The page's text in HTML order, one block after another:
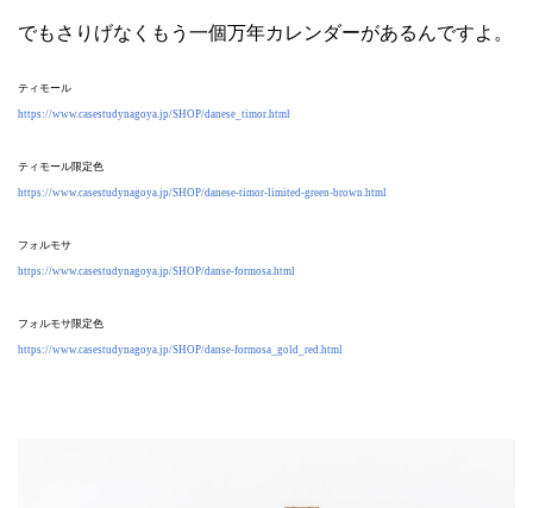
でもさりげなくもう一個万年カレンダーがあるんですよ。
ティモール
https://www.casestudynagoya.jp/SHOP/danese_timor.html
ティモール限定色
https://www.casestudynagoya.jp/SHOP/danese-timor-limited-green-brown.html
フォルモサ
https://www.casestudynagoya.jp/SHOP/danse-formosa.html
フォルモサ限定色
https://www.casestudynagoya.jp/SHOP/danse-formosa_gold_red.html